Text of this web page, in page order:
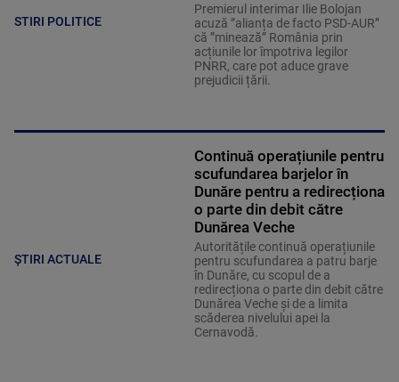
STIRI POLITICE
Premierul interimar Ilie Bolojan
acuză ”alianța de facto PSD-AUR”
că ”minează” România prin
acțiunile lor împotriva legilor
PNRR, care pot aduce grave
prejudicii țării.
ȘTIRI ACTUALE
Continuă operațiunile pentru
scufundarea barjelor în
Dunăre pentru a redirecționa
o parte din debit către
Dunărea Veche
Autoritățile continuă operațiunile
pentru scufundarea a patru barje
în Dunăre, cu scopul de a
redirecționa o parte din debit către
Dunărea Veche și de a limita
scăderea nivelului apei la
Cernavodă.